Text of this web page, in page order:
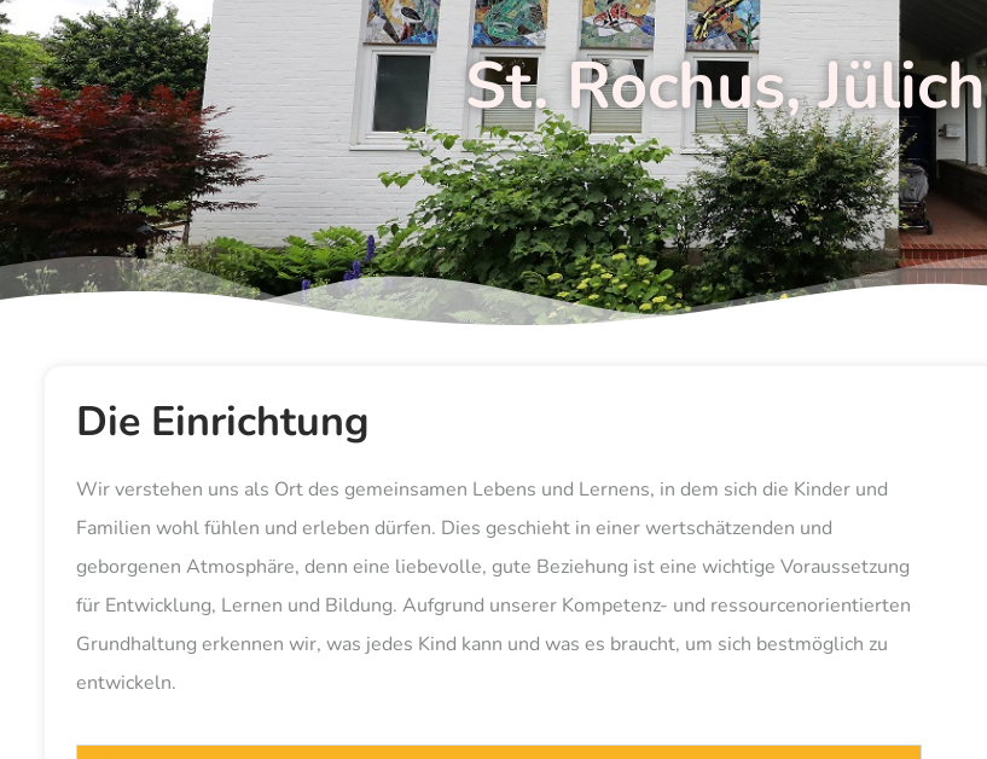
St. Rochus, Jülich
Die Einrichtung
Wir verstehen uns als Ort des gemeinsamen Lebens und Lernens, in dem sich die Kinder und
Familien wohl fühlen und erleben dürfen. Dies geschieht in einer wertschätzenden und
geborgenen Atmosphäre, denn eine liebevolle, gute Beziehung ist eine wichtige Voraussetzung
für Entwicklung, Lernen und Bildung. Aufgrund unserer Kompetenz- und ressourcenorientierten
Grundhaltung erkennen wir, was jedes Kind kann und was es braucht, um sich bestmöglich zu
entwickeln.